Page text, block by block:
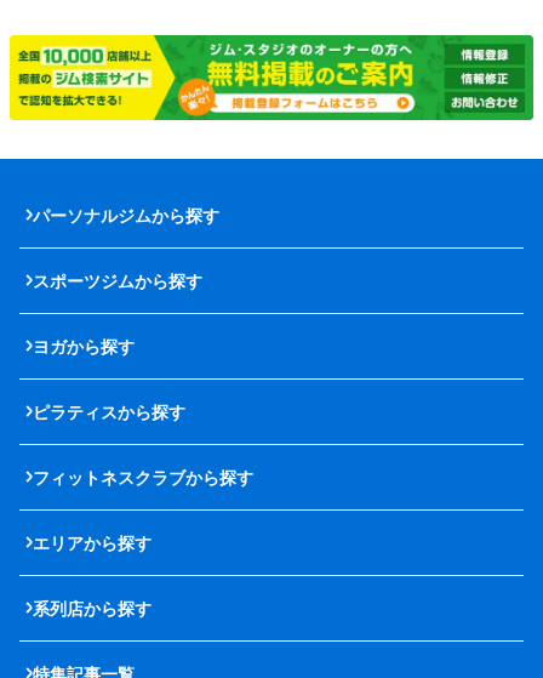
パーソナルジムから探す
スポーツジムから探す
ヨガから探す
ピラティスから探す
フィットネスクラブから探す
エリアから探す
系列店から探す
特集記事一覧